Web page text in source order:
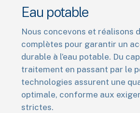
Eau potable
Nous concevons et réalisons
complètes pour garantir un
durable à l’eau potable. Du
traitement en passant par le
technologies assurent une
optimale, conforme aux
strictes.